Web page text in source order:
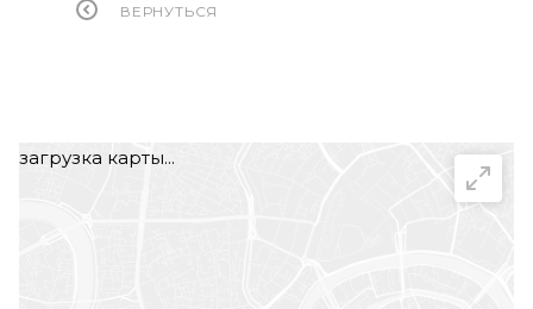
ВЕРНУТЬСЯ
загрузка карты...